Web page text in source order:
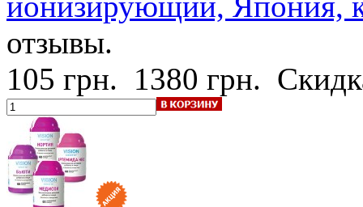
отзывы.
105 грн. 1380 грн.